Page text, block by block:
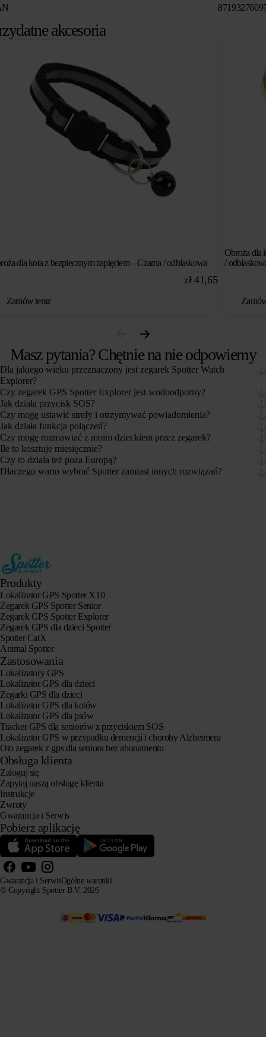
akcesoria
dla kota z bezpiecznym zapięciem – Czarna / odblaskowa
zł41,65
Zamów teraz
Obroża dla
/
Masz pytania? Chętnie na nie odpowiemy
Dla jakiego wieku przeznaczony jest zegarek Spotter Watch
Explorer?
Czy zegarek GPS Spotter Explorer jest wodoodporny?
Jak działa przycisk SOS?
Czy mogę ustawić strefy i otrzymywać powiadomienia?
Jak działa funkcja połączeń?
Czy mogę rozmawiać z moim dzieckiem przez zegarek?
Ile to kosztuje miesięcznie?
Czy to działa też poza Europą?
Dlaczego warto wybrać Spotter zamiast innych rozwiązań?
Produkty
Lokalizator GPS Spotter X10
Zegarek GPS Spotter Senior
Zegarek GPS Spotter Explorer
Zegarek GPS dla dzieci Spotter
Spotter CatX
Animal Spotter
Zastosowania
Lokalizatory GPS
Lokalizator GPS dla dzieci
Zegarki GPS dla dzieci
Lokalizator GPS dla kotów
Lokalizator GPS dla psów
Tracker GPS dla seniorów z przyciskiem SOS
Lokalizator GPS w przypadku demencji i choroby Alzheimera
Oto zegarek z gps dla seniora bez abonamentu
Obsługa klienta
Zaloguj się
Zapytaj naszą obsługę klienta
Instrukcje
Zwroty
Gwarancja i Serwis
Pobierz aplikację
© Copyright Spotter B.V. 2026
Gwarancja i SerwisOgólne warunki